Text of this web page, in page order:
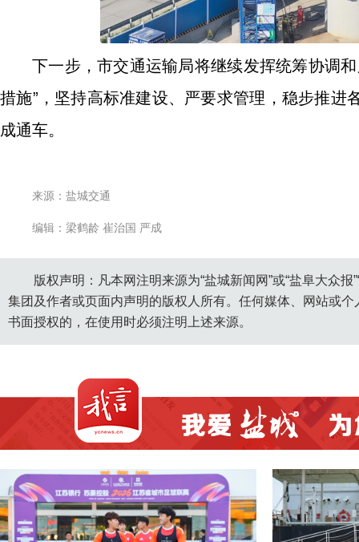
下一步，市交通运输局将继续发挥统筹协调
措施”，坚持高标准建设、严要求管理，稳步推
成通车。
来源：盐城交通
编辑：梁鹤龄 崔治国 严成
版权声明：凡本网注明来源为“盐城新闻网”或“盐阜大众
集团及作者或页面内声明的版权人所有。任何媒体、网站或
书面授权的，在使用时必须注明上述来源。